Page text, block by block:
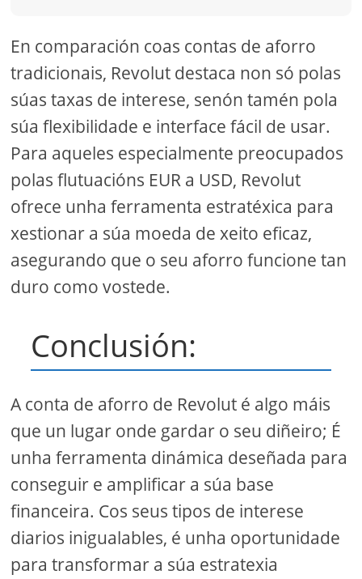
En comparación coas contas de aforro
tradicionais, Revolut destaca non só polas
súas taxas de interese, senón tamén pola
súa flexibilidade e interface fácil de usar.
Para aqueles especialmente preocupados
polas flutuacións EUR a USD, Revolut
ofrece unha ferramenta estratéxica para
xestionar a súa moeda de xeito eficaz,
asegurando que o seu aforro funcione tan
duro como vostede.
Conclusión:
A conta de aforro de Revolut é algo máis
que un lugar onde gardar o seu diñeiro; É
unha ferramenta dinámica deseñada para
conseguir e amplificar a súa base
financeira. Cos seus tipos de interese
diarios inigualables, é unha oportunidade
para transformar a súa estratexia